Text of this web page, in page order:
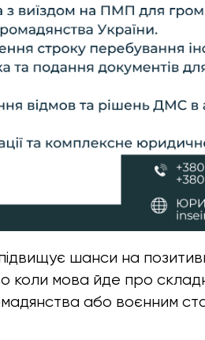
шанси на
коли мова йде про
або воєнним